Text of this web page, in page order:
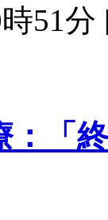
51分
：「